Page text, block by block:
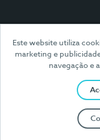
Este website utiliza
marketing e
navegação e